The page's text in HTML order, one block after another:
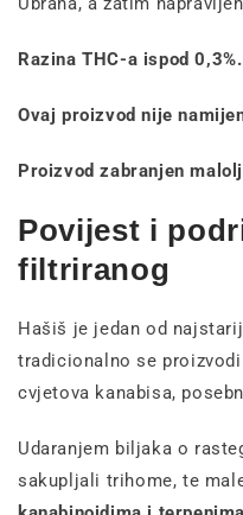
Razina THC-a ispod 0,3%.
Ovaj proizvod nije
Proizvod zabranjen
Povijest i
filtriranog
Hašiš je jedan od
tradicionalno se
cvjetova kanabisa,
Udaranjem biljaka o
sakupljali trihome, te